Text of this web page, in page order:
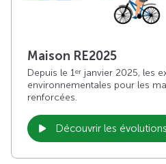
Maison RE2025
Depuis le 1er janvier 2025, les
environnementales pour les
renforcées.
Découvrir les évolutions